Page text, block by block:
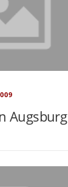
Augsburg